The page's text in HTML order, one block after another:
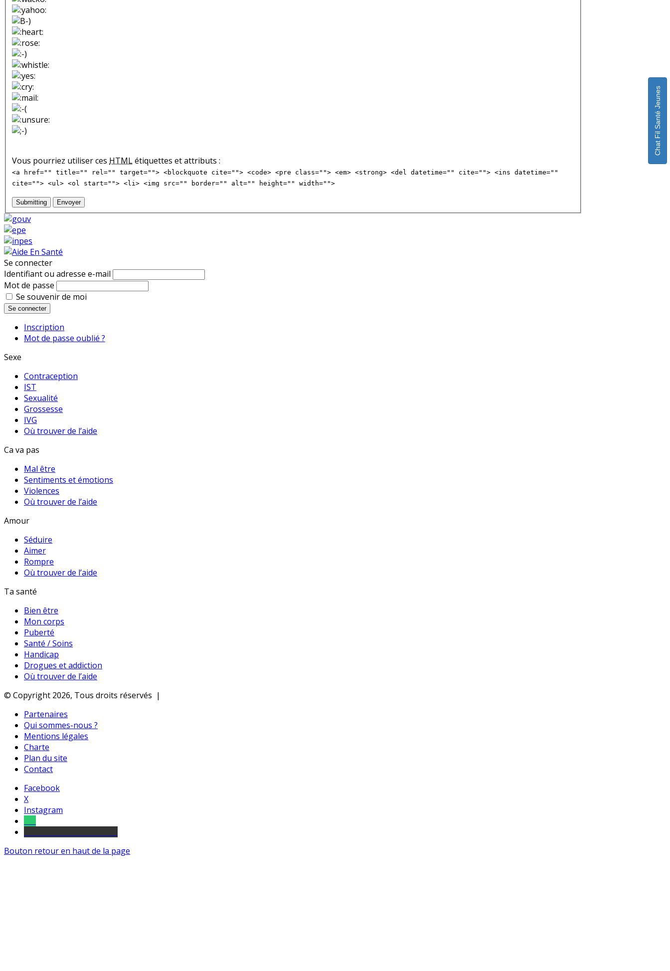
Vous pourriez utiliser ces HTMLétiquettes et attributs :
<a href="" title="" rel="" target=""> <blockquote cite=""> <code> <pre class=""> <em> <strong> <del datetime="" cite=""> <ins datetime=""
cite=""> <ul> <ol start=""> <li> <img src="" border="" alt="" height="" width="">
Submitting Envoyer
Se connecter
Identifiant ou adresse e-mail
Mot de passe
Se souvenir de moi
Se connecter
Inscription
Mot de passe oublié ?
Sexe
Contraception
IST
Sexualité
Grossesse
IVG
Où trouver de l’aide
Ca va pas
Mal être
Sentiments et émotions
Violences
Où trouver de l’aide
Amour
Séduire
Aimer
Rompre
Où trouver de l’aide
Ta santé
Bien être
Mon corps
Puberté
Santé / Soins
Handicap
Drogues et addiction
Où trouver de l’aide
© Copyright 2026, Tous droits réservés |
Partenaires
Qui sommes-nous ?
Mentions légales
Charte
Plan du site
Contact
Facebook
X
Instagram
Bouton retour en haut de la page
Chat Fil Santé Jeunes